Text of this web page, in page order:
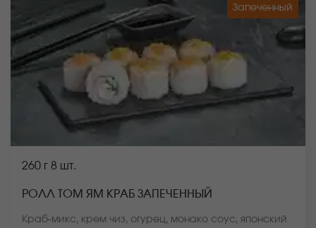
Запеченный
260 г 8 шт.
РОЛЛ ТОМ ЯМ КРАБ ЗАПЕЧЕННЫЙ
Краб-микс, крем чиз, огурец, монако соус, японский